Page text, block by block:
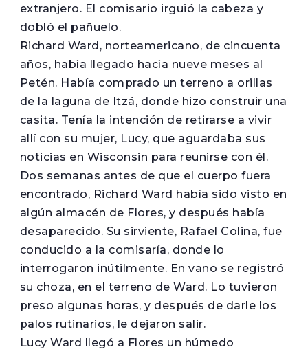
extranjero. El comisario irguió la cabeza y
dobló el pañuelo.
Richard Ward, norteamericano, de cincuenta
años, había llegado hacía nueve meses al
Petén. Había comprado un terreno a orillas
de la laguna de Itzá, donde hizo construir una
casita. Tenía la intención de retirarse a vivir
allí con su mujer, Lucy, que aguardaba sus
noticias en Wisconsin para reunirse con él.
Dos semanas antes de que el cuerpo fuera
encontrado, Richard Ward había sido visto en
algún almacén de Flores, y después había
desaparecido. Su sirviente, Rafael Colina, fue
conducido a la comisaría, donde lo
interrogaron inútilmente. En vano se registró
su choza, en el terreno de Ward. Lo tuvieron
preso algunas horas, y después de darle los
palos rutinarios, le dejaron salir.
Lucy Ward llegó a Flores un húmedo